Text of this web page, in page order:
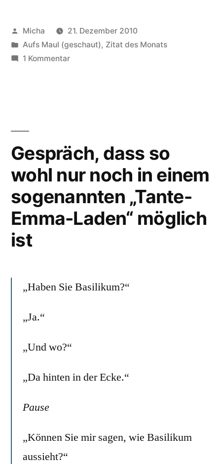
Veröffentlicht
von
Micha
21. Dezember 2010
Veröffentlicht
unter
Aufs Maul (geschaut), Zitat des Monats
1 Kommentarzu
Gespräch, dass so
wohl nur noch in einem
sogenannten „Tante-
Emma-Laden“ möglich
ist
„Haben Sie Basilikum?“
„Ja.“
„Und wo?“
„Da hinten in der Ecke.“
Pause
„Können Sie mir sagen, wie Basilikum
aussieht?“